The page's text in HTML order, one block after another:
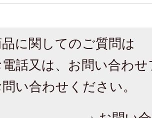
に関してのご質問は
電話又は、お問い合わ
問い合わせください。